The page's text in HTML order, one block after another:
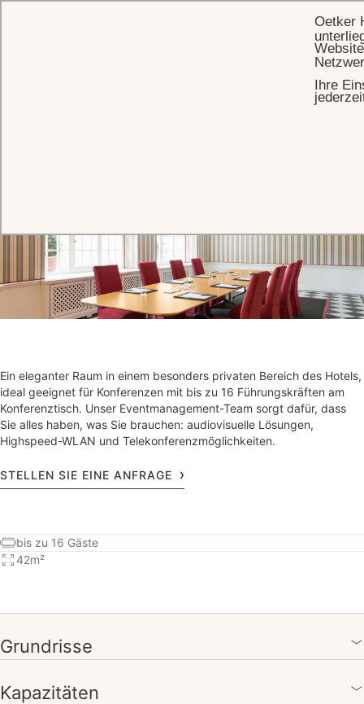
Ein eleganter Raum in einem besonders privaten Bereich des Hotels,
ideal geeignet für Konferenzen mit bis zu 16 Führungskräften am
Konferenztisch. Unser Eventmanagement-Team sorgt dafür, dass
Sie alles haben, was Sie brauchen: audiovisuelle Lösungen,
Highspeed-WLAN und Telekonferenzmöglichkeiten.
STELLEN SIE EINE ANFRAGE
bis zu 16 Gäste
42m²
Grundrisse
Kapazitäten
Oetker
Ihre